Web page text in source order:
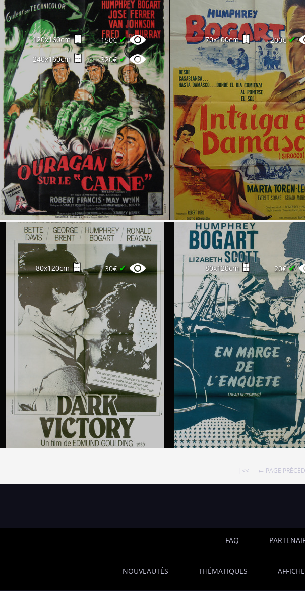
120x160cm 150€✔
240x160cm 320€✔
70x100cm 200€✔
80x120cm 30€✔ 80x120cm 20€✔
|<< ← PAGE
FAQ
NOUVEAUTÉS THÉMATIQUES AFFICHE